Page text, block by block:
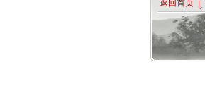
返回首页